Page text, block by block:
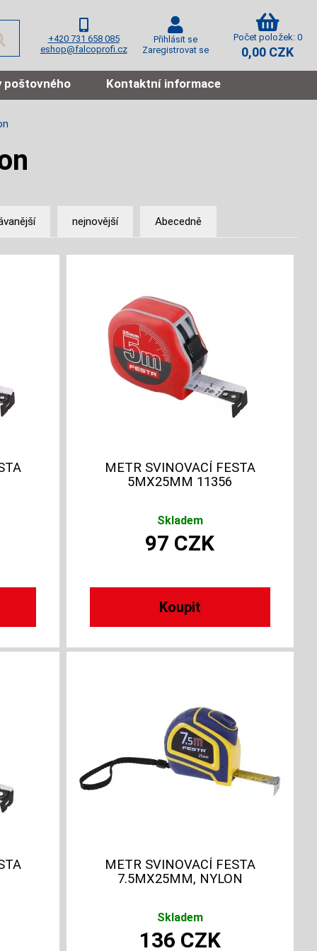
+420 731 658 085
eshop@falcoprofi.cz
Přihlásit se
Zaregistrovat se
Počet položek: 0
0,00 CZK
poštovného Kontaktní informace
nejnovější Abecedně
METR SVINOVACÍ FESTA
5MX25MM 11356
Skladem
97 CZK
METR SVINOVACÍ FESTA
7.5MX25MM, NYLON
Skladem
136 CZK